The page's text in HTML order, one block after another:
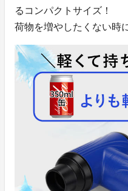
るコンパクトサイズ！
荷物を増やしたくない時